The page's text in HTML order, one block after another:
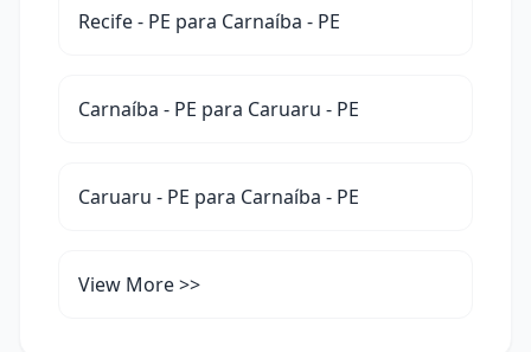
Recife - PE para Carnaíba - PE
Carnaíba - PE para Caruaru - PE
Caruaru - PE para Carnaíba - PE
View More >>